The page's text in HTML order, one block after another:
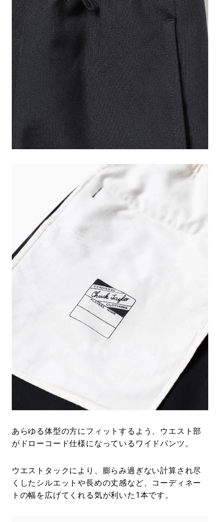
あらゆる体型の方にフィットするよう、ウエスト部
がドローコード仕様になっているワイドパンツ。
ウエストタックにより、膨らみ過ぎない計算され尽
くしたシルエットや長めの丈感など、コーディネー
トの幅を広げてくれる気が利いた1本です。